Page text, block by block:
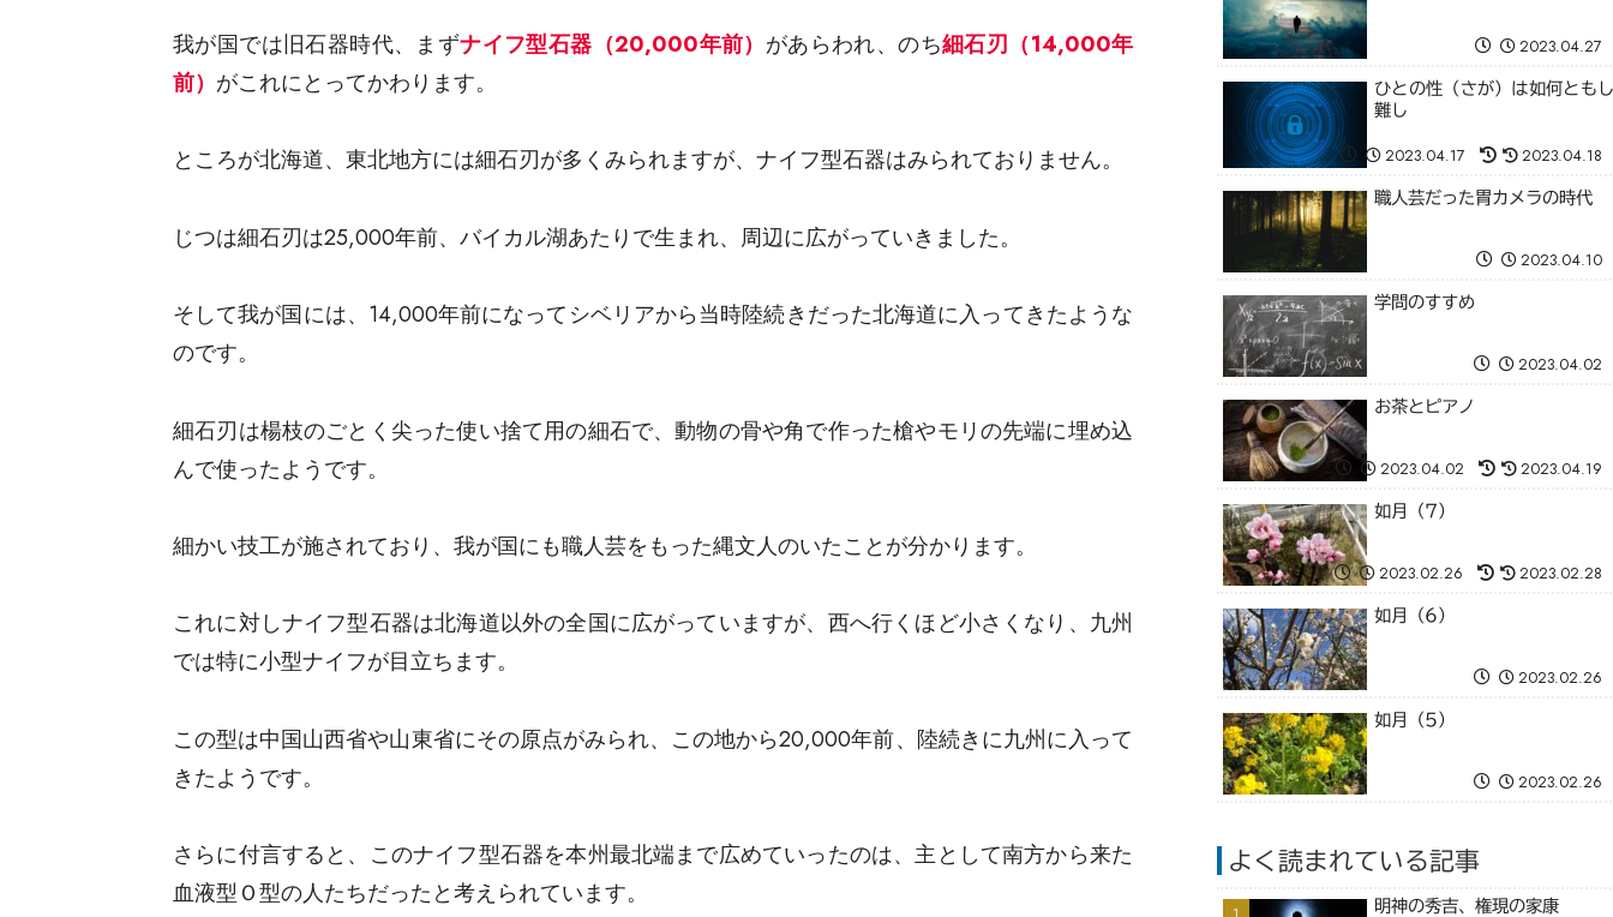
我が国では旧石器時代、まずナイフ型石器（20,000年前） があらわれ、のち細石刃（14,000年
前） がこれにとってかわります。
ところが北海道、東北地方には細石刃が多くみられますが、ナイフ型石器はみられておりません。
じつは細石刃は25,000年前、バイカル湖あたりで生まれ、周辺に広がっていきました。
そして我が国には、14,000年前になってシベリアから当時陸続きだった北海道に入ってきたような
のです。
細石刃は楊枝のごとく尖った使い捨て用の細石で、動物の骨や角で作った槍やモリの先端に埋め込
んで使ったようです。
細かい技工が施されており、我が国にも職人芸をもった縄文人のいたことが分かります。
これに対しナイフ型石器は北海道以外の全国に広がっていますが、西へ行くほど小さくなり、九州
では特に小型ナイフが目立ちます。
この型は中国山西省や山東省にその原点がみられ、この地から20,000年前、陸続きに九州に入って
きたようです。
さらに付言すると、このナイフ型石器を本州最北端まで広めていったのは、主として南方から来た
血液型Ｏ型の人たちだったと考えられています。
2023.04.27
ひとの性（さが）は如何ともし
難し
2023.04.17 2023.04.18
職人芸だった胃カメラの時代
2023.04.10
学問のすすめ
2023.04.02
お茶とピアノ
2023.04.02 2023.04.19
如月（7）
2023.02.26 2023.02.28
如月（6）
2023.02.26
如月（5）
2023.02.26
よく読まれている記事
明神の秀吉、権現の家康